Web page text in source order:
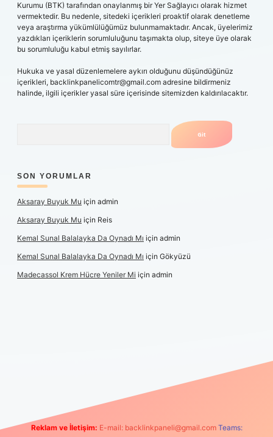
Kurumu (BTK) tarafından onaylanmış bir Yer Sağlayıcı olarak hizmet
vermektedir. Bu nedenle, sitedeki içerikleri proaktif olarak denetleme
veya araştırma yükümlülüğümüz bulunmamaktadır. Ancak, üyelerimiz
yazdıkları içeriklerin sorumluluğunu taşımakta olup, siteye üye olarak
bu sorumluluğu kabul etmiş sayılırlar.
Hukuka ve yasal düzenlemelere aykırı olduğunu düşündüğünüz
içerikleri, backlinkpanelicomtr@gmail.com adresine bildirmeniz
halinde, ilgili içerikler yasal süre içerisinde sitemizden kaldırılacaktır.
SON YORUMLAR
Aksaray Buyuk Mu için admin
Aksaray Buyuk Mu için Reis
Kemal Sunal Balalayka Da Oynadı Mı için admin
Kemal Sunal Balalayka Da Oynadı Mı için Gökyüzü
Madecassol Krem Hücre Yeniler Mi için admin
Reklam ve İletişim: E-mail: backlinkpaneli@gmail.com Teams: